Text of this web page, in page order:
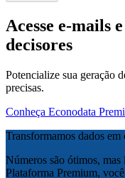
Acesse e-mails
decisores
Potencialize sua geração
precisas.
Conheça Econodata
Transformamos dados
Números são ótimos,
Plataforma Premium,